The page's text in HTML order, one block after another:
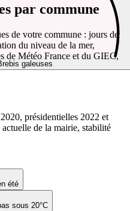
galeuses
été
sous 20°C
par commune
de votre commune : jours de
du niveau de la mer,
de Météo France et du GIEC,
présidentielles 2022 et
de la mairie, stabilité